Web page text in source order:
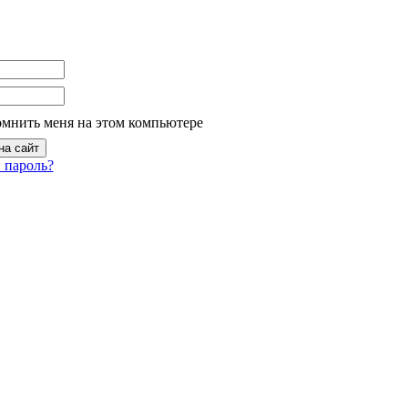
меня на этом компьютере